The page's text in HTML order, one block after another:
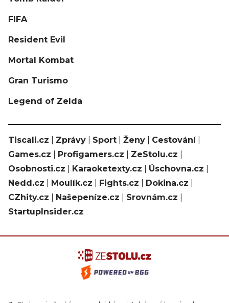
FIFA
Resident Evil
Mortal Kombat
Gran Turismo
Legend of Zelda
Tiscali.cz Zprávy Sport Ženy Cestování|
Games.cz
Profigamers.cz ZeStolu.cz
Osobnosti.cz
Karaoketexty.cz Úschovna.cz
Nedd.cz
Moulík.cz Fights.cz Dokina.cz
CZhity.cz
Našepeníze.cz Srovnám.cz
StartupInsider.cz